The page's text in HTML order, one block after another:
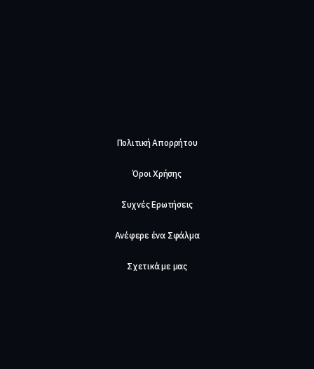
Πολιτική Απορρήτου
Όροι Χρήσης
Συχνές Ερωτήσεις
Ανέφερε ένα Σφάλμα
Σχετικά με μας